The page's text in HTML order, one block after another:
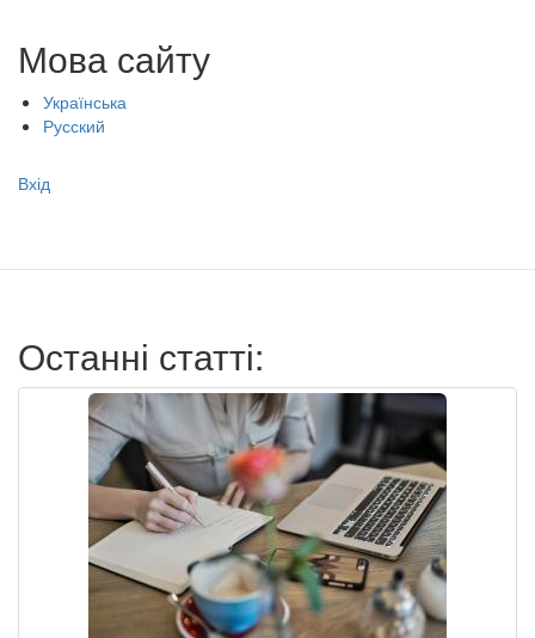
Мова сайту
Українська
Русский
Меню
записи
Вхід
Останні статті: